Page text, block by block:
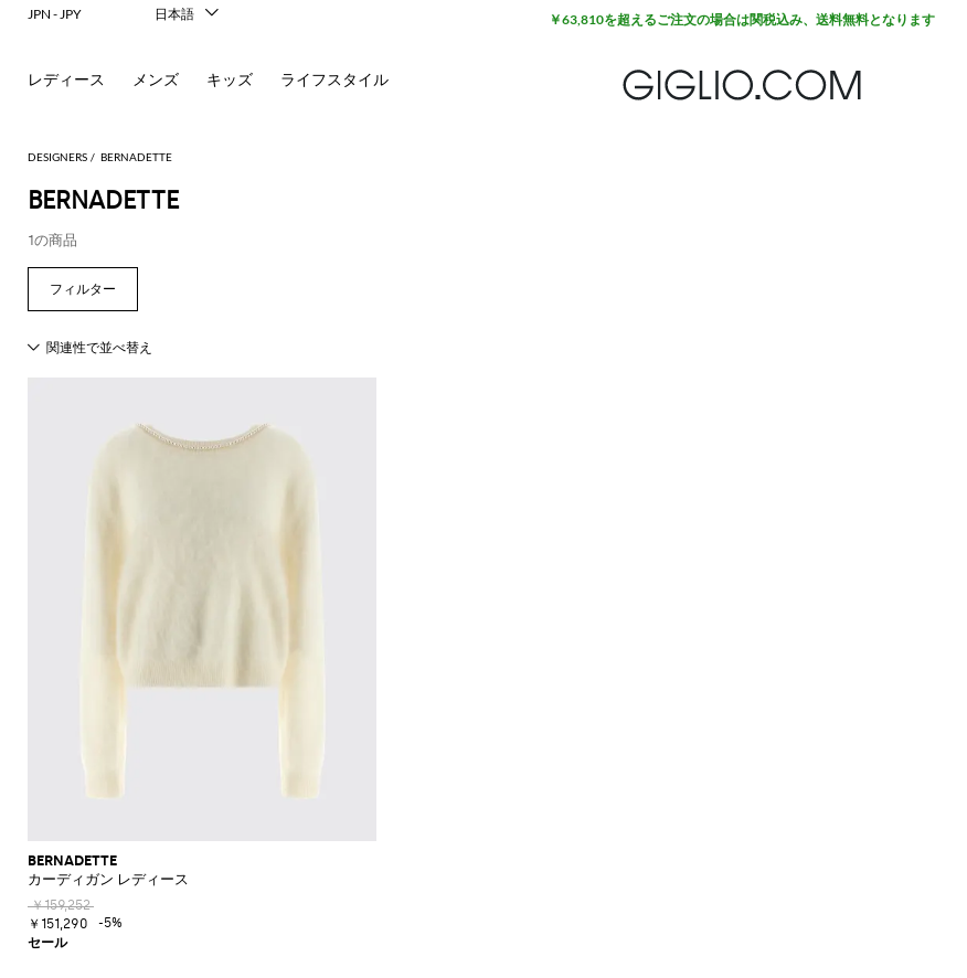
DESIGNERS BERNADETTE
BERNADETTE
1の商品
BERNADETTE
カーディガン レディース
￥159,252
￥151,290
-5%
レディース メンズ キッズ ライフスタイル
￥63,810を超えるご注文の場合は関税込み、送料無料となります
JPN - JPY
日本語
Français
中文
Русский